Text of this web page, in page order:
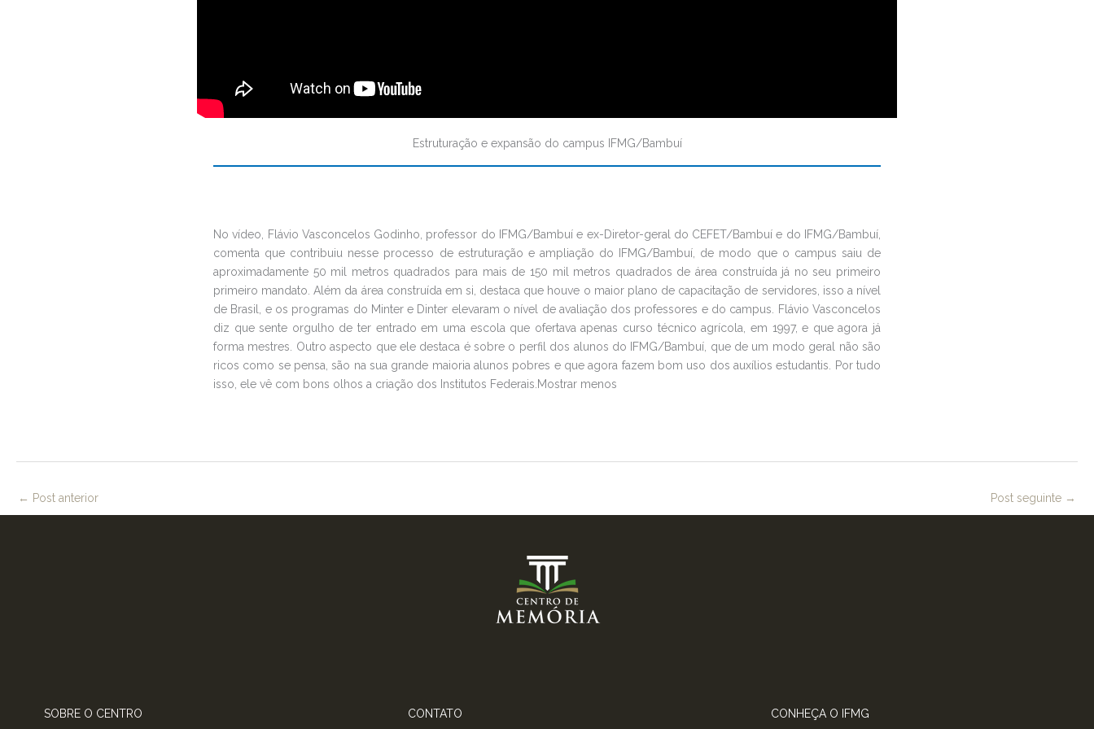
Estruturação e expansão do campus IFMG/Bambuí
No vídeo, Flávio Vasconcelos Godinho, professor do IFMG/Bambuí e ex-Diretor-geral do CEFET/Bambuí e do IFMG/Bambuí,
comenta que contribuiu nesse processo de estruturação e ampliação do IFMG/Bambuí, de modo que o campus saiu de
aproximadamente 50 mil metros quadrados para mais de 150 mil metros quadrados de área construída já no seu primeiro
primeiro mandato. Além da área construída em si, destaca que houve o maior plano de capacitação de servidores, isso a nível
de Brasil, e os programas do Minter e Dinter elevaram o nível de avaliação dos professores e do campus. Flávio Vasconcelos
diz que sente orgulho de ter entrado em uma escola que ofertava apenas curso técnico agrícola, em 1997, e que agora já
forma mestres. Outro aspecto que ele destaca é sobre o perfil dos alunos do IFMG/Bambuí, que de um modo geral não são
ricos como se pensa, são na sua grande maioria alunos pobres e que agora fazem bom uso dos auxílios estudantis. Por tudo
isso, ele vê com bons olhos a criação dos Institutos Federais.Mostrar menos
← Post anterior Post seguinte →
SOBRE O CENTRO CONTATO CONHEÇA O IFMG